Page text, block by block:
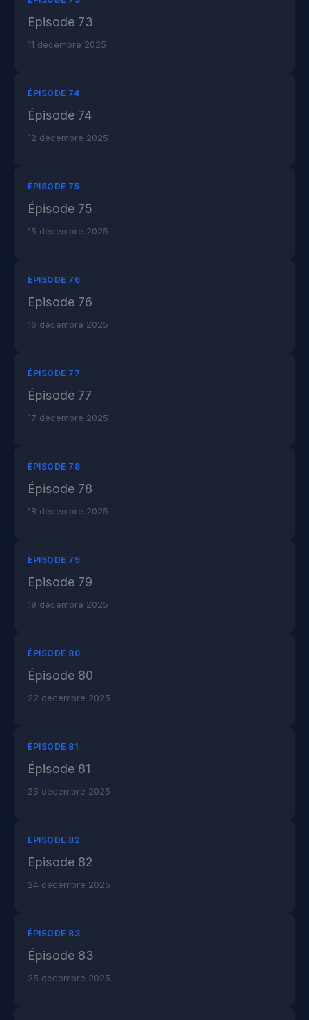
Épisode 73
11 décembre 2025
ÉPISODE 74
Épisode 74
12 décembre 2025
ÉPISODE 75
Épisode 75
15 décembre 2025
ÉPISODE 76
Épisode 76
16 décembre 2025
ÉPISODE 77
Épisode 77
17 décembre 2025
ÉPISODE 78
Épisode 78
18 décembre 2025
ÉPISODE 79
Épisode 79
19 décembre 2025
ÉPISODE 80
Épisode 80
22 décembre 2025
ÉPISODE 81
Épisode 81
23 décembre 2025
ÉPISODE 82
Épisode 82
24 décembre 2025
ÉPISODE 83
Épisode 83
25 décembre 2025